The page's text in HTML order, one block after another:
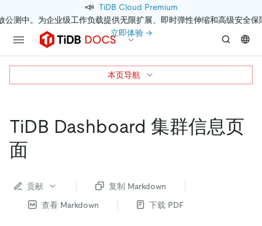
📣 TiDB Cloud Premium
公测中。为企业级工作负载提供无限扩展、即时弹性伸缩和高级安全保
立即体验 →
TiDB Dashboard 集群信息页
面
贡献
复制 Markdown
查看 Markdown
下载 PDF
本页导航